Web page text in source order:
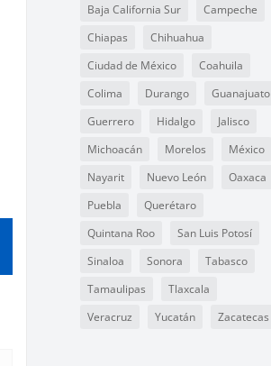
Baja California Sur
Campeche
Chiapas
Chihuahua
Ciudad de México
Coahuila
Colima
Durango
Guanajuato
Guerrero
Hidalgo
Jalisco
Michoacán
Morelos
México
Nayarit
Nuevo León
Oaxaca
Puebla
Querétaro
Quintana Roo
San Luis Potosí
Sinaloa
Sonora
Tabasco
Tamaulipas
Tlaxcala
Veracruz
Yucatán Zacatecas